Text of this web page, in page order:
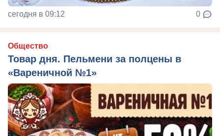
сегодня в 09:12 0
Общество
Товар дня. Пельмени за полцены в
«Вареничной №1»